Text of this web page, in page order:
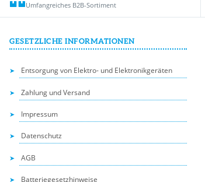
Umfangreiches B2B-Sortiment
GESETZLICHE INFORMATIONEN
Entsorgung von Elektro- und Elektronikgeräten
Zahlung und Versand
Impressum
Datenschutz
AGB
Batteriegesetzhinweise